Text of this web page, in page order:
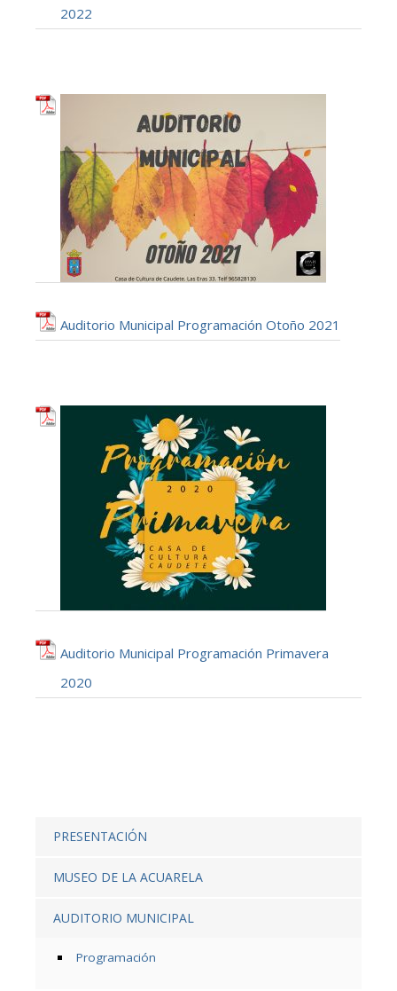
2022
Auditorio Municipal Programación Otoño 2021
Auditorio Municipal Programación Primavera
2020
PRESENTACIÓN
MUSEO DE LA ACUARELA
AUDITORIO MUNICIPAL
Programación